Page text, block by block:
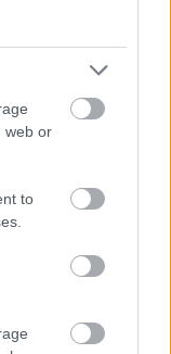
web or
to
Krosno > Klasa A, gr.
zobaczyć tabelę
pod uwagę tylko
jak spisuje się klub
I gospodarze (Sanovia
oraz statystyki
na żywo,
na naszej stronie
meczowych, zajrzyj